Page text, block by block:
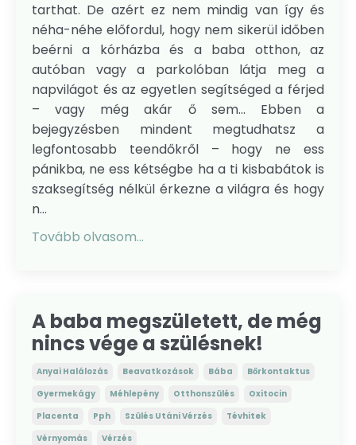
tarthat. De azért ez nem mindig van így és
néha-néhe előfordul, hogy nem sikerül időben
beérni a kórházba és a baba otthon, az
autóban vagy a parkolóban látja meg a
napvilágot és az egyetlen segítséged a férjed
– vagy még akár ő sem... Ebben a
bejegyzésben mindent megtudhatsz a
legfontosabb teendőkről – hogy ne ess
pánikba, ne ess kétségbe ha a ti kisbabátok is
szaksegítség nélkül érkezne a világra és hogy
n...
Tovább olvasom...
A baba megszületett, de még
nincs vége a szülésnek!
Anyai Halálozás Beavatkozások Bába
Bőrkontaktus
Gyermekágy
Méhlepény Otthonszülés
Oxitocin
Placenta
Pph Szülés Utáni Vérzés
Tévhitek
Vérnyomás
Vérzés